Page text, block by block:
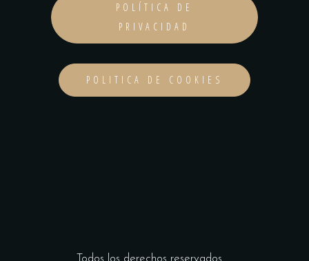
POLÍTICA DE
PRIVACIDAD
POLITICA DE COOKIES